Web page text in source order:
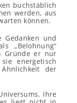
buchstäblich
werden, aus
können.
Gedanken und
„Belohnung“
Gründe er nur
energetisch
der
Ihre